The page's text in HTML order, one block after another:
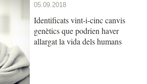
05.09.2018
Identificats vint-i-cinc canvis
genètics que podrien haver
allargat la vida dels humans